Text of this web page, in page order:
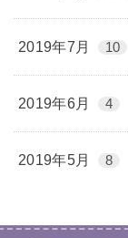
2019年7月 10
2019年6月 4
2019年5月 8